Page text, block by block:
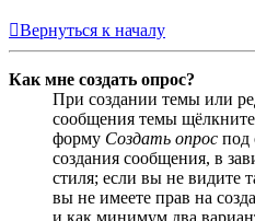
Вернуться к началу
Как мне создать опрос?
При создании темы или
сообщения темы
форму Создать опрос под
создания сообщения, в
стиля; если вы не видите
вы не имеете прав на
и как минимум два